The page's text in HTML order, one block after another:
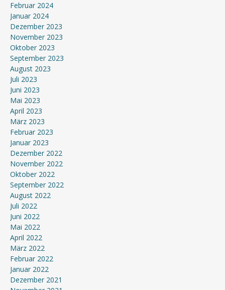
Februar 2024
Januar 2024
Dezember 2023
November 2023
Oktober 2023
September 2023
August 2023
Juli 2023
Juni 2023
Mai 2023
April 2023
März 2023
Februar 2023
Januar 2023
Dezember 2022
November 2022
Oktober 2022
September 2022
August 2022
Juli 2022
Juni 2022
Mai 2022
April 2022
März 2022
Februar 2022
Januar 2022
Dezember 2021